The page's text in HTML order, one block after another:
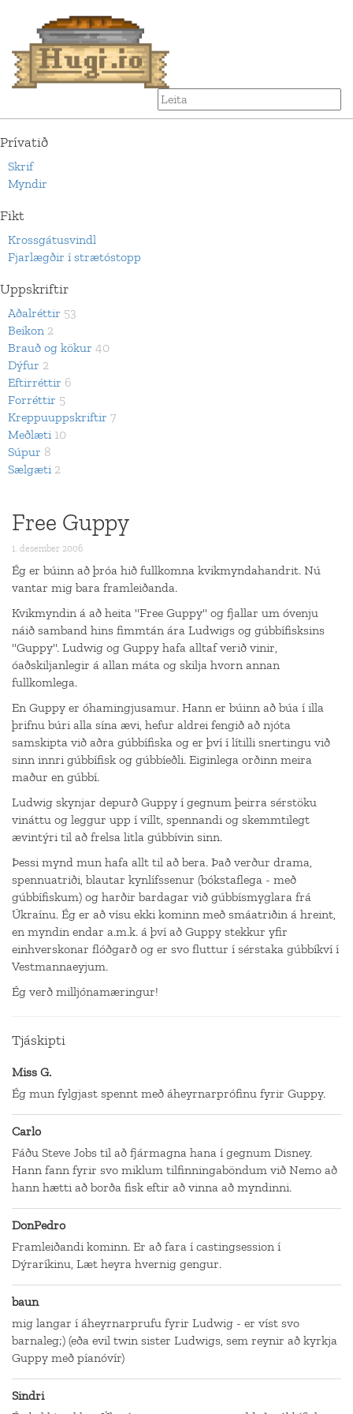
Prívatið
Skrif
Myndir
Fikt
Krossgátusvindl
Fjarlægðir í strætóstopp
Uppskriftir
Aðalréttir 53
Beikon 2
Brauð og kökur 40
Dýfur 2
Eftirréttir 6
Forréttir 5
Kreppuuppskriftir 7
Meðlæti 10
Súpur 8
Sælgæti 2
Free Guppy
1. desember 2006
Ég er búinn að þróa hið fullkomna kvikmyndahandrit. Nú
vantar mig bara framleiðanda.
Kvikmyndin á að heita "Free Guppy" og fjallar um óvenju
náið samband hins fimmtán ára Ludwigs og gúbbífisksins
"Guppy". Ludwig og Guppy hafa alltaf verið vinir,
óaðskiljanlegir á allan máta og skilja hvorn annan
fullkomlega.
En Guppy er óhamingjusamur. Hann er búinn að búa í illa
þrifnu búri alla sína ævi, hefur aldrei fengið að njóta
samskipta við aðra gúbbífiska og er því í lítilli snertingu við
sinn innri gúbbífisk og gúbbíeðli. Eiginlega orðinn meira
maður en gúbbí.
Ludwig skynjar depurð Guppy í gegnum þeirra sérstöku
vináttu og leggur upp í villt, spennandi og skemmtilegt
ævintýri til að frelsa litla gúbbívin sinn.
Þessi mynd mun hafa allt til að bera. Það verður drama,
spennuatriði, blautar kynlífssenur (bókstaflega - með
gúbbífiskum) og harðir bardagar við gúbbísmyglara frá
Úkraínu. Ég er að vísu ekki kominn með smáatriðin á hreint,
en myndin endar a.m.k. á því að Guppy stekkur yfir
einhverskonar flóðgarð og er svo fluttur í sérstaka gúbbíkví í
Vestmannaeyjum.
Ég verð milljónamæringur!
Tjáskipti
Miss G.
Ég mun fylgjast spennt með áheyrnarprófinu fyrir Guppy.
Carlo
Fáðu Steve Jobs til að fjármagna hana í gegnum Disney.
Hann fann fyrir svo miklum tilfinningaböndum við Nemo að
hann hætti að borða fisk eftir að vinna að myndinni.
DonPedro
Framleiðandi kominn. Er að fara í castingsession í
Dýraríkinu, Læt heyra hvernig gengur.
baun
mig langar í áheyrnarprufu fyrir Ludwig - er víst svo
barnaleg;) (eða evil twin sister Ludwigs, sem reynir að kyrkja
Guppy með píanóvír)
Sindri